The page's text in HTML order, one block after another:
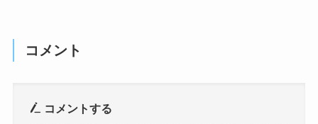
コメント
コメントする